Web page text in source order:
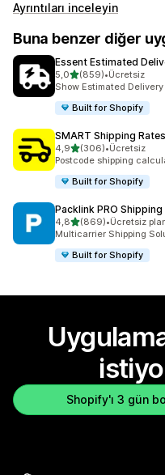
Ayrıntıları inceleyin
Buna benzer diğer
Essent Estimated
5,05 yıldız üzerinden
(859)
toplam 859 değerlendirme
•Ücretsiz
Show Estimated Delivery
Built for Shopify
SMART Shipping
4,95 yıldız üzerinden
(306)
toplam 306 değerlendirme
•Ücretsiz
Postcode shipping
Built for Shopify
Packlink PRO
4,85 yıldız üzerinden
(869)
toplam 869 •Ücretsiz
Multicarrier Shipping
Built for Shopify
Shopify'ı 3 gün